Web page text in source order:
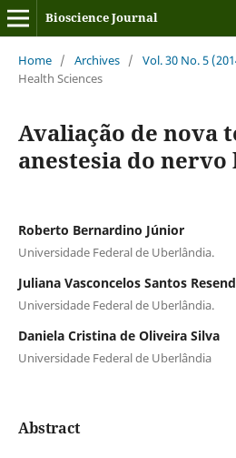
Bioscience Journal
Home / Archives / Vol. 30 No. 5
Health Sciences
Avaliação de nova
anestesia do
Roberto Bernardino Júnior
Universidade Federal de Uberlândia.
Juliana Vasconcelos Santos
Universidade Federal de Uberlândia.
Daniela Cristina de Oliveira Silva
Universidade Federal de Uberlândia
Abstract